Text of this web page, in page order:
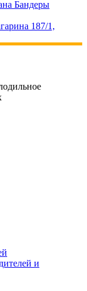
Бандеры
187/1,
и